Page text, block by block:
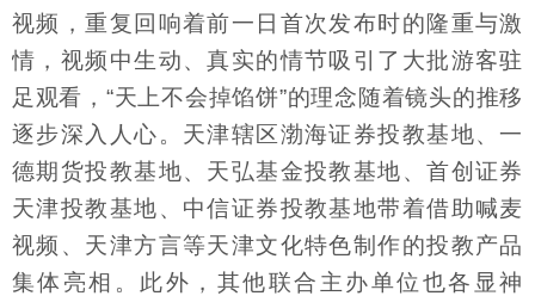
视频，重复回响着前一日首次发布时的隆重与激
情，视频中生动、真实的情节吸引了大批游客驻
足观看，“天上不会掉馅饼”的理念随着镜头的推移
逐步深入人心。天津辖区渤海证券投教基地、一
德期货投教基地、天弘基金投教基地、首创证券
天津投教基地、中信证券投教基地带着借助喊麦
视频、天津方言等天津文化特色制作的投教产品
集体亮相。此外，其他联合主办单位也各显神